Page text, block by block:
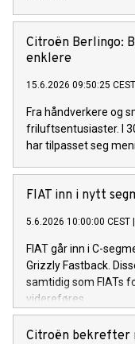
Citroën Berlingo:
enklere
15.6.2026 09:50:25 CEST
Fra håndverkere og
friluftsentusiaster. I
har tilpasset seg
FIAT inn i nytt
5.6.2026 10:00:00 CEST
FIAT går inn i C-
Grizzly Fastback.
samtidig som FIATs
videreføres.
Citroën bekrefter